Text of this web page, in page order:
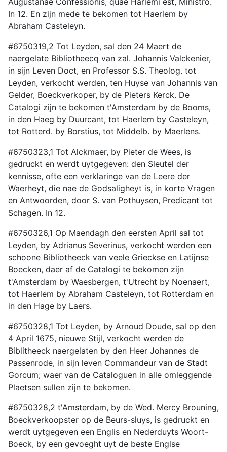
In 12. En zijn mede te bekomen tot Haerlem by
Abraham Casteleyn.
#6750319,2 Tot Leyden, sal den 24 Maert de
naergelate Bibliotheecq van zal. Johannis Valckenier,
in sijn Leven Doct, en Professor S.S. Theolog. tot
Leyden, verkocht werden, ten Huyse van Johannis van
Gelder, Boeckverkoper, by de Pieters Kerck. De
Catalogi zijn te bekomen t'Amsterdam by de Booms,
in den Haeg by Duurcant, tot Haerlem by Casteleyn,
tot Rotterd. by Borstius, tot Middelb. by Maerlens.
#6750323,1 Tot Alckmaer, by Pieter de Wees, is
gedruckt en werdt uytgegeven: den Sleutel der
kennisse, ofte een verklaringe van de Leere der
Waerheyt, die nae de Godsaligheyt is, in korte Vragen
en Antwoorden, door S. van Pothuysen, Predicant tot
Schagen. In 12.
#6750326,1 Op Maendagh den eersten April sal tot
Leyden, by Adrianus Severinus, verkocht werden een
schoone Bibliotheeck van veele Grieckse en Latijnse
Boecken, daer af de Catalogi te bekomen zijn
t'Amsterdam by Waesbergen, t'Utrecht by Noenaert,
tot Haerlem by Abraham Casteleyn, tot Rotterdam en
in den Hage by Laers.
#6750328,1 Tot Leyden, by Arnoud Doude, sal op den
4 April 1675, nieuwe Stijl, verkocht werden de
Biblitheeck naergelaten by den Heer Johannes de
Passenrode, in sijn leven Commandeur van de Stadt
Gorcum; waer van de Cataloguen in alle omleggende
Plaetsen sullen zijn te bekomen.
#6750328,2 t'Amsterdam, by de Wed. Mercy Brouning,
Boeckverkoopster op de Beurs-sluys, is gedruckt en
werdt uytgegeven een Englis en Nederduyts Woort-
Boeck, by een gevoeght uyt de beste Englse